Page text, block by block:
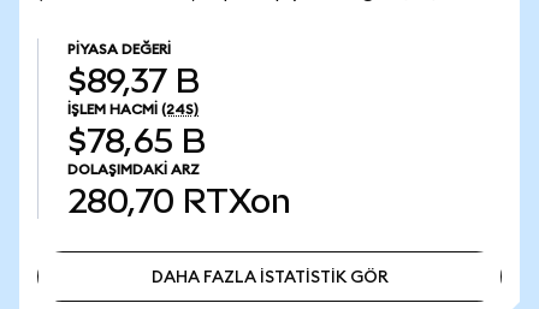
PIYASA DEĞERI
$89,37 B
İŞLEM HACMI (24S)
$78,65 B
DOLAŞIMDAKI ARZ
280,70 RTXon
DAHA FAZLA İSTATİSTİK GÖR